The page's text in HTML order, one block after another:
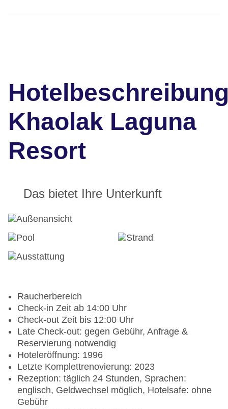
Khaolak Laguna
Resort
Das bietet Ihre Unterkunft
Raucherbereich
Check-in Zeit ab 14:00 Uhr
Check-out Zeit bis 12:00 Uhr
Late Check-out: gegen Gebühr, Anfrage &
Reservierung notwendig
Hoteleröffnung: 1996
Letzte Komplettrenovierung: 2023
Rezeption: täglich 24 Stunden, Sprachen:
englisch, Geldwechsel möglich, Hotelsafe: ohne
Gebühr